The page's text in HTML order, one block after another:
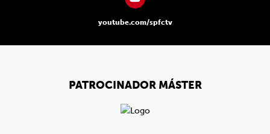
youtube.com/spfctv
PATROCINADOR MÁSTER